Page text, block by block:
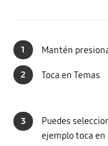
1 Mantén
2 Toca en Temas
3
Puedes
ejemplo toca